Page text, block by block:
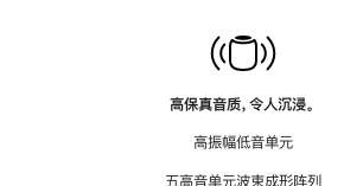
高保真音质，令人沉浸。
高振幅低音单元
五高音单元波束成形阵列